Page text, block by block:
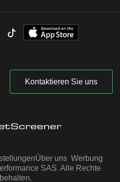
Kontaktieren Sie uns
Über uns Werbung
SAS. Alle Rechte